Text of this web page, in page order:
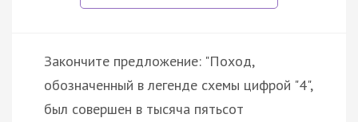
Закончите предложение: "Поход,
обозначенный в легенде схемы цифрой "4",
был совершен в тысяча пятьсот